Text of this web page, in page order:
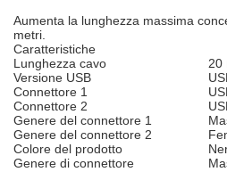
Aumenta la lunghezza massima
metri.
Caratteristiche
Lunghezza cavo
20
Versione USB
Connettore 1
Connettore 2
Genere del connettore 1
Genere del connettore 2
Colore del prodotto
Genere di connettore